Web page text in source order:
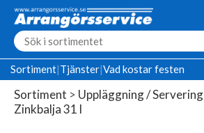
Sortiment|Tjänster|Vad kostar festen
Sortiment > Uppläggning / Servering
Zinkbalja 31 l